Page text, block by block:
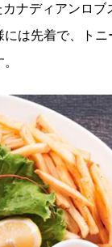
ナディアンロブ
は先着で、ト